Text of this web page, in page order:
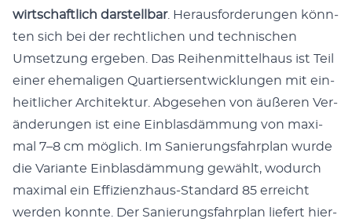
wirt­schaft­lich dar­stell­bar. Her­aus­for­de­run­gen könn­
ten sich bei der recht­li­chen und tech­ni­schen
Umset­zung erge­ben. Das Rei­hen­mit­tel­haus ist Teil
einer ehe­ma­li­gen Quar­tiers­ent­wick­lun­gen mit ein­
heit­li­cher Archi­tek­tur. Abge­se­hen von äuße­ren Ver­
än­de­run­gen ist eine Ein­blas­däm­mung von maxi­
mal 7–8 cm mög­lich. Im Sanie­rungs­fahr­plan wur­de
die Vari­an­te Ein­blas­däm­mung gewählt, wodurch
maxi­mal ein Effi­zi­enz­haus-Stan­dard 85 erreicht
wer­den konn­te. Der Sanie­rungs­fahr­plan lie­fert hier­